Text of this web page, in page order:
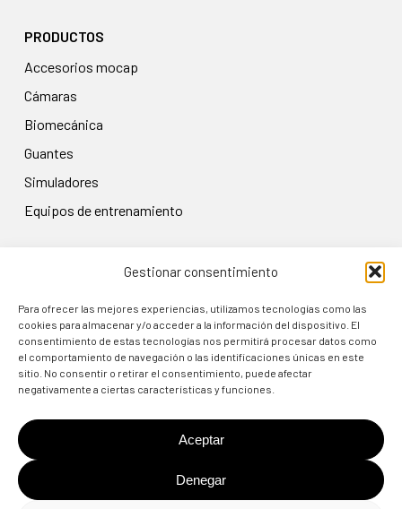
Gestionar consentimiento
Para ofrecer las mejores experiencias, utilizamos tecnologías como las
cookies para almacenar y/o acceder a la información del dispositivo. El
consentimiento de estas tecnologías nos permitirá procesar datos como
el comportamiento de navegación o las identificaciones únicas en este
sitio. No consentir o retirar el consentimiento, puede afectar
negativamente a ciertas características y funciones.
Aceptar
Denegar
PRODUCTOS
accesorios mocap
cámaras
biomecánica
guantes
simuladores
equipos de entrenamiento
Aviso legal
Política de privacidad
Condiciones de uso
Política de cookies
Política de devolución